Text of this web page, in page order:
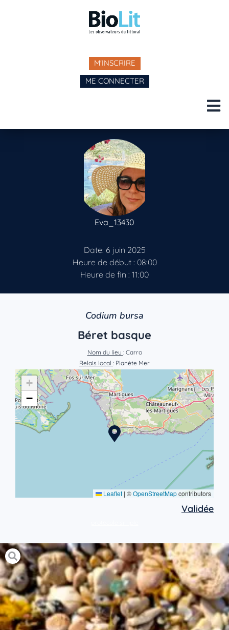
M'INSCRIRE
ME CONNECTER
Eva_13430
Date: 6 juin 2025
Heure de début : 08:00
Heure de fin : 11:00
Codium bursa
Béret basque
Nom du lieu : Carro
Relais local : Planète Mer
+
−
Leaflet | ©OpenStreetMapcontributors
Validée